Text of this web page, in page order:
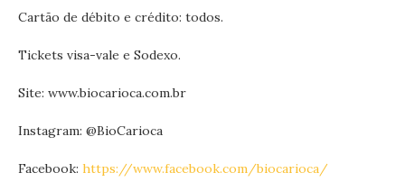
Cartão de débito e crédito: todos.
Tickets visa-vale e Sodexo.
Site: www.biocarioca.com.br
Instagram: @BioCarioca
Facebook: https://www.facebook.com/biocarioca/